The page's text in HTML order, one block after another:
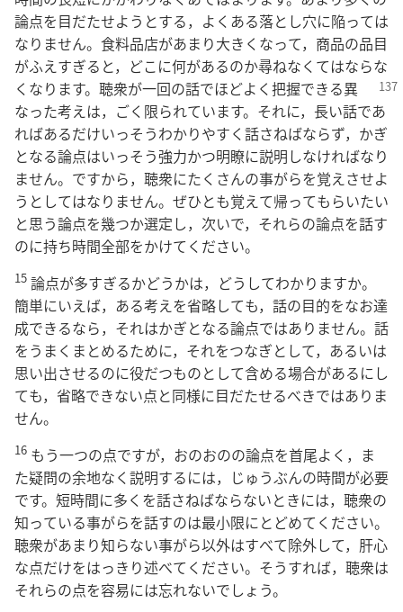
論点を目だたせようとする，よくある落とし穴に陥っては
なりません。食料品店があまり大きくなって，商品の品目
がふえすぎると，どこに何があるのか尋ねなくてはならな
くなります。聴衆が一回の話でほどよく把握できる異
なった考えは，ごく限られています。それに，長い話であ
ればあるだけいっそうわかりやすく話さねばならず，かぎ
となる論点はいっそう強力かつ明瞭に説明しなければなり
ません。ですから，聴衆にたくさんの事がらを覚えさせよ
うとしてはなりません。ぜひとも覚えて帰ってもらいたい
と思う論点を幾つか選定し，次いで，それらの論点を話す
のに持ち時間全部をかけてください。
15 論点が多すぎるかどうかは，どうしてわかりますか。
簡単にいえば，ある考えを省略しても，話の目的をなお達
成できるなら，それはかぎとなる論点ではありません。話
をうまくまとめるために，それをつなぎとして，あるいは
思い出させるのに役だつものとして含める場合があるにし
ても，省略できない点と同様に目だたせるべきではありま
せん。
16 もう一つの点ですが，おのおのの論点を首尾よく，ま
た疑問の余地なく説明するには，じゅうぶんの時間が必要
です。短時間に多くを話さねばならないときには，聴衆の
知っている事がらを話すのは最小限にとどめてください。
聴衆があまり知らない事がら以外はすべて除外して，肝心
な点だけをはっきり述べてください。そうすれば，聴衆は
それらの点を容易には忘れないでしょう。